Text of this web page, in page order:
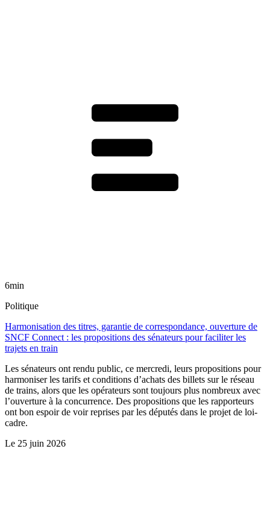
6min
Politique
Harmonisation des titres, garantie de correspondance, ouverture de
SNCF Connect : les propositions des sénateurs pour faciliter les
trajets en train
Les sénateurs ont rendu public, ce mercredi, leurs propositions pour
harmoniser les tarifs et conditions d’achats des billets sur le réseau
de trains, alors que les opérateurs sont toujours plus nombreux avec
l’ouverture à la concurrence. Des propositions que les rapporteurs
ont bon espoir de voir reprises par les députés dans le projet de loi-
cadre.
Le 25 juin 2026